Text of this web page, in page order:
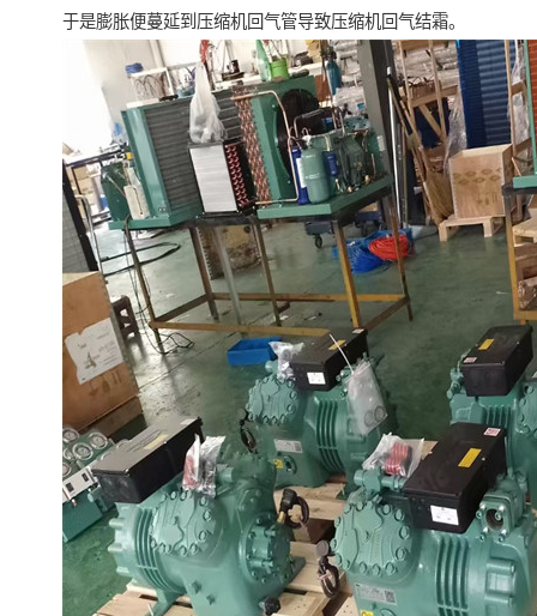
于是膨胀便蔓延到压缩机回气管导致压缩机回气结霜。